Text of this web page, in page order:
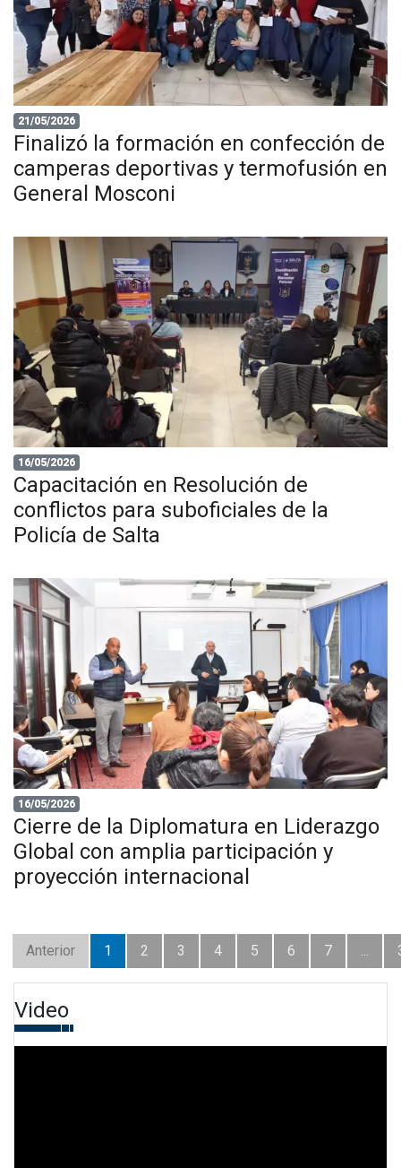
21/05/2026
Finalizó la formación en confección de
camperas deportivas y termofusión en
General Mosconi
16/05/2026
Capacitación en Resolución de
conflictos para suboficiales de la
Policía de Salta
16/05/2026
Cierre de la Diplomatura en Liderazgo
Global con amplia participación y
proyección internacional
Anterior 1 2 3 4 5 6 7 ...
Video